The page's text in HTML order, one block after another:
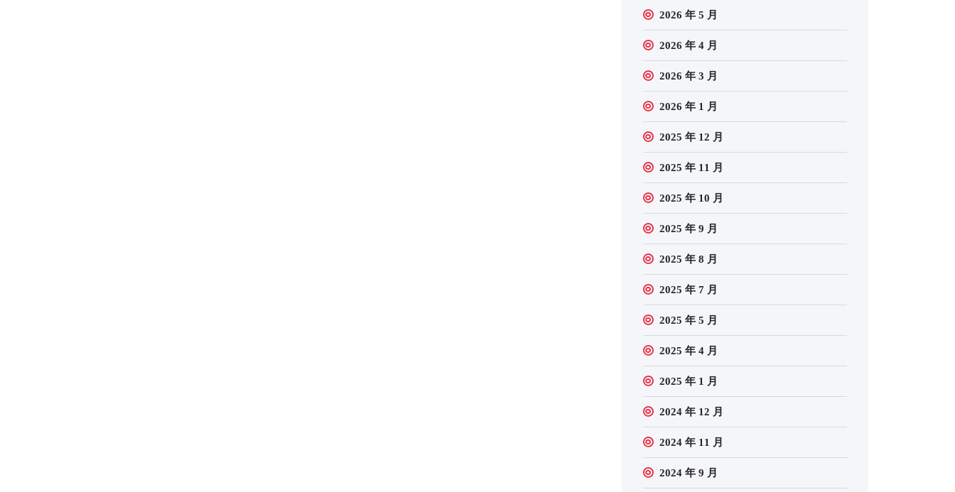
2026 年 5 月
2026 年 4 月
2026 年 3 月
2026 年 1 月
2025 年 12 月
2025 年 11 月
2025 年 10 月
2025 年 9 月
2025 年 8 月
2025 年 7 月
2025 年 5 月
2025 年 4 月
2025 年 1 月
2024 年 12 月
2024 年 11 月
2024 年 9 月